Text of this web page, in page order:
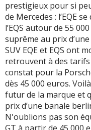
prestigieux pour si
de Mercedes : l’EQE
l’EQS autour de 55
suprême au prix
SUV EQE et EQS ont
retrouvent à des
constat pour la
dès 45 000 euros.
futur de la marque et
prix d’une banale
N'oublions pas son